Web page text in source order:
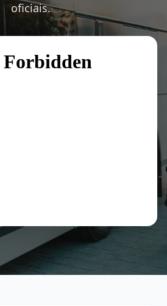
oficiais.